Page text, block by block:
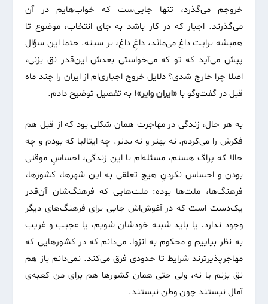
خروجم می‌گذرد، تنها جایی‌ست که خواب‌هایم در آن
می‌گذرند. اجبار که در کار باشد به جای انتخاب، موضوع تا
همیشه برایت داغ می‌مانَد، داغِ داغ، بر سینه. حتما این سؤال
پیش می‌آید که تو که می‌خواستی بعدش این‌قدر نق بزنی،
اصلا چرا خارج شدی؟ دلایل خروج اجباری‌ام از ایران را چند ماه
قبل در گفت‌وگو با«ایران وایر»۱ به تفصیل توضیح دادم.
به هر حال، زندگی در مهاجرت همان شکلی بود که از قبل هم
فکرش را می‌کردم. نه بهتر و نه بدتر. چه ایتالیا که بودم و چه
حالا که پراگ هستم، مسئله‌ام با این زندگی، احساسِ موقتی
بودن و احساس نکردنِ هیچ تعلقی به این‌ شهرها، کشورها،
فرهنگ‌ها، ملت‌ها بوده: ملت‌هایی که فرهنگ‌شان آن‌قدر
یک‌دست است که در آغوش‌‌اش جایی برای فرهنگ‌های دیگر
وجود ندارد. یا باید شبیه خودشان شویم، یا عجیب و غریب
به نظر بیاییم و محکوم به انزوا. می‌دانم که در کشورهایی که
مهاجرپذیرترند شرایط تا حدودی فرق می‌کند. نمی‌دانم باز هم
نق بزنم یا نه، ولی حتی همان کشورها هم برای من کعبه‌ی
آمال نیستند چون وطن نیستند.